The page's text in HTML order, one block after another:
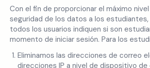
Con el fin de proporcionar el máximo
seguridad de los datos a los
todos los usuarios indiquen si son
momento de iniciar sesión. Para los
Eliminamos las direcciones de correo
direcciones IP a nivel de dispositivo